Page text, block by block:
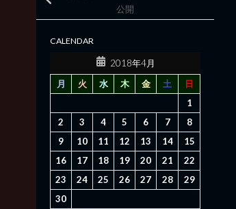
公開
CALENDAR
2018年4月
月
火 水 木 金 土
日
1
2
3 4 5 6 7
8
9
10 11 12 13 14
15
16
17 18 19 20 21
22
23
24 25 26 27 28
29
30